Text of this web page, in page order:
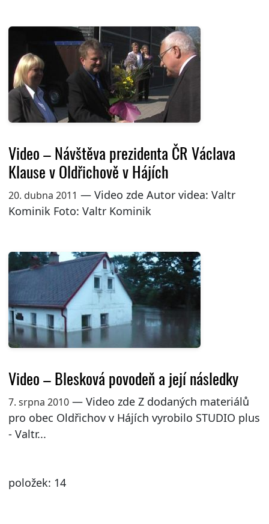
Video – Návštěva prezidenta ČR Václava
Klause v Oldřichově v Hájích
20. dubna 2011 — Video zde Autor videa: Valtr
Kominik Foto: Valtr Kominik
Video – Blesková povodeň a její následky
7. srpna 2010— Video zde Z dodaných materiálů
pro obec Oldřichov v Hájích vyrobilo STUDIO plus
- Valtr...
položek: 14